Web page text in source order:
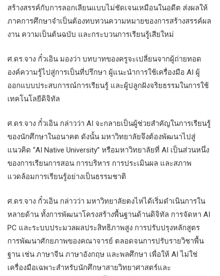
สร้างสรรค์กับการลอกเลียนแบบไม่ชัดเจนเหมือนในอดีต ส่งผลให้
ภาคการศึกษาจำเป็นต้องทบทวนความหมายของการสร้างสรรค์ผล
งาน ความเป็นต้นฉบับ และกระบวนการเรียนรู้เสียใหม่
ศ.ดร.จาง กั๋วเอิน มองว่า บทบาทของครูจะเปลี่ยนจากผู้ถ่ายทอด
องค์ความรู้ไปสู่การเป็นที่ปรึกษา ผู้แนะนำการใช้เครื่องมือ AI ผู้
ออกแบบประสบการณ์การเรียนรู้ และผู้ปลูกฝังจริยธรรมในการใช้
เทคโนโลยีดิจิทัล
ศ.ดร.จาง กั๋วเอิน กล่าวว่า AI จะกลายเป็นผู้ช่วยสำคัญในการเรียนรู้
ของนักศึกษาในอนาคต ดังนั้น มหาวิทยาลัยจึงต้องพัฒนาไปสู่
แนวคิด “AI Native University” หรือมหาวิทยาลัยที่ AI เป็นส่วนหนึ่ง
ของการเรียนการสอน การบริหาร การประเมินผล และสภาพ
แวดล้อมการเรียนรู้อย่างเป็นธรรมชาติ
ศ.ดร.จาง กั๋วเอิน กล่าวว่า มหาวิทยาลัยตงไห่ได้เริ่มดำเนินการใน
หลายด้าน ทั้งการพัฒนาโครงสร้างพื้นฐานด้านดิจิทัล การจัดหา AI
PC และระบบประมวลผลประสิทธิภาพสูง การปรับปรุงหลักสูตร
การพัฒนาศักยภาพของคณาจารย์ ตลอดจนการปรับรายวิชาพื้น
ฐาน เช่น ภาษาจีน ภาษาอังกฤษ และพลศึกษา เพื่อให้ AI ไม่ใช่
เครื่องมือเฉพาะสำหรับนักศึกษาสายวิทยาศาสตร์และ